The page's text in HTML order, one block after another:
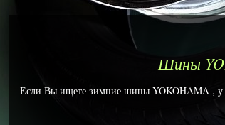
Шины
Если Вы ищете зимние шины YOKOHAMA , у